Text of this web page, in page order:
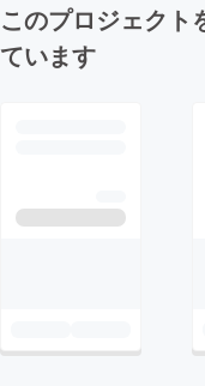
このプロジェクト
ています